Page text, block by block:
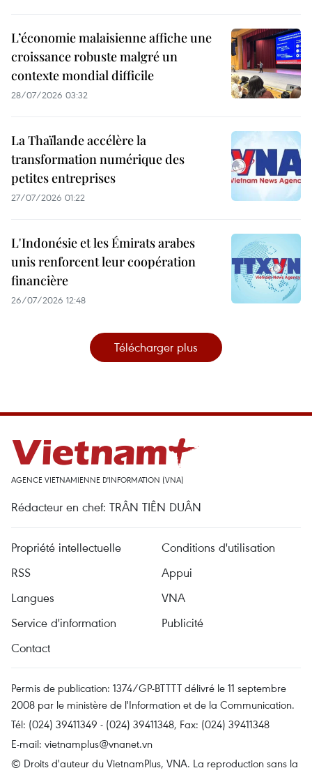
L’économie malaisienne affiche une
croissance robuste malgré un
contexte mondial difficile
28/07/2026 03:32
La Thaïlande accélère la
transformation numérique des
petites entreprises
27/07/2026 01:22
L'Indonésie et les Émirats arabes
unis renforcent leur coopération
financière
26/07/2026 12:48
Télécharger plus
AGENCE VIETNAMIENNE D'INFORMATION (VNA)
Rédacteur en chef: TRÂN TIÊN DUÂN
Propriété intellectuelle
Conditions d'utilisation
RSS
Appui
Langues
VNA
Service d'information
Publicité
Contact
Permis de publication: 1374/GP-BTTTT délivré le 11 septembre
2008 par le ministère de l'Information et de la Communication.
Tél: (024) 39411349 - (024) 39411348, Fax: (024) 39411348
E-mail: vietnamplus@vnanet.vn
© Droits d'auteur du VietnamPlus, VNA. La reproduction sans la